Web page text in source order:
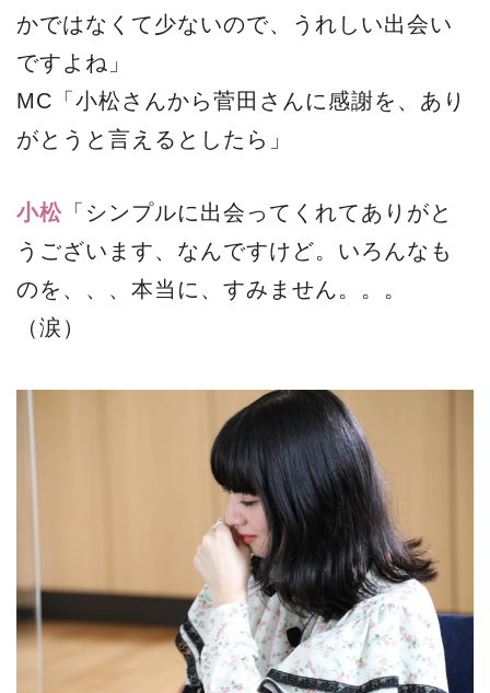
かではなくて少ないので、うれしい出会い
ですよね」
MC「小松さんから菅田さんに感謝を、あり
がとうと言えるとしたら」
小松「シンプルに出会ってくれてありがと
うございます、なんですけど。いろんなも
のを、、、本当に、すみません。。。
（涙）